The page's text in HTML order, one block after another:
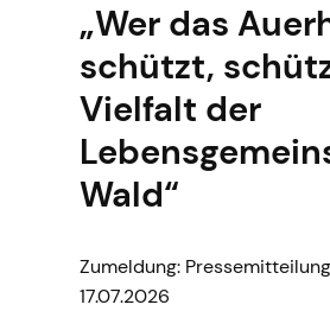
„Wer das
schützt,
Vielfalt der
Wald“
Zumeldung:
17.07.2026